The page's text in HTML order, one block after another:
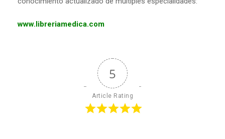
www.libreriamedica.com
5
Article Rating